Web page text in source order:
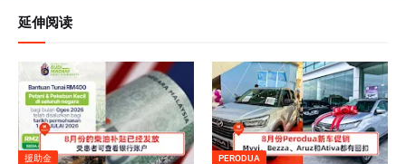
延伸阅读
援助金 PERODUA